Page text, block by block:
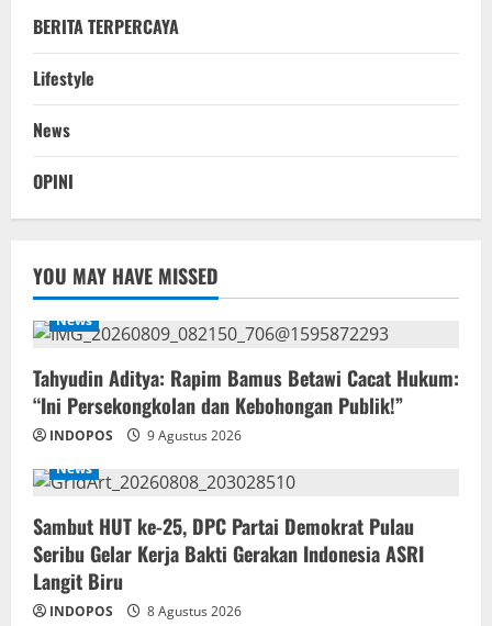
BERITA TERPERCAYA
Lifestyle
News
OPINI
YOU MAY HAVE MISSED
News
‎Tahyudin Aditya: Rapim Bamus Betawi Cacat Hukum:
“Ini Persekongkolan dan Kebohongan Publik!”
INDOPOS
9 Agustus 2026
News
‎Sambut HUT ke-25, DPC Partai Demokrat Pulau
Seribu Gelar Kerja Bakti Gerakan Indonesia ASRI
Langit Biru
INDOPOS
8 Agustus 2026